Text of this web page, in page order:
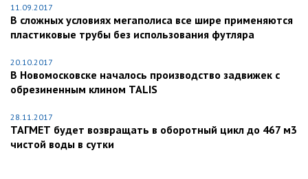
11.09.2017
В сложных условиях мегаполиса все шире применяются
пластиковые трубы без использования футляра
20.10.2017
В Новомосковске началось производство задвижек с
обрезиненным клином TALIS
28.11.2017
ТАГМЕТ будет возвращать в оборотный цикл до 467 м3
чистой воды в сутки